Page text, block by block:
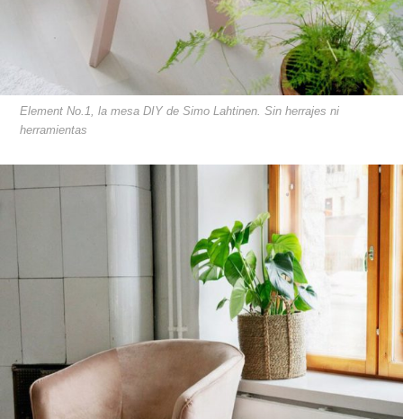
Element No.1, la mesa DIY de Simo Lahtinen. Sin herrajes ni
herramientas